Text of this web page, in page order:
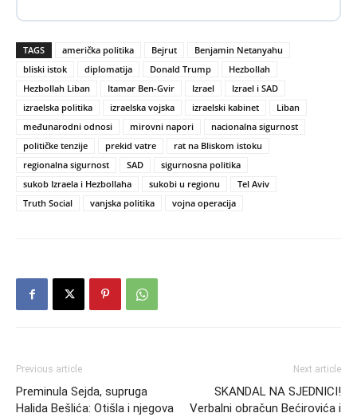
TAGS američka politika Bejrut
Benjamin Netanyahu
bliski istok
diplomatija Donald Trump
Hezbollah
Hezbollah Liban
Itamar Ben-Gvir Izrael
Izrael i SAD
izraelska politika
izraelska vojska izraelski kabinet
Liban
međunarodni odnosi
mirovni napori
nacionalna sigurnost
političke tenzije
prekid vatre
rat na Bliskom istoku
regionalna sigurnost
SAD
sigurnosna politika
sukob Izraela i Hezbollaha
sukobi u regionu
Tel Aviv
Truth Social
vanjska politika vojna operacija
Previous article
Preminula Sejda, supruga
Halida Bešlića: Otišla i njegova
Next article
SKANDAL NA SJEDNICI!
Verbalni obračun Bećirovića i